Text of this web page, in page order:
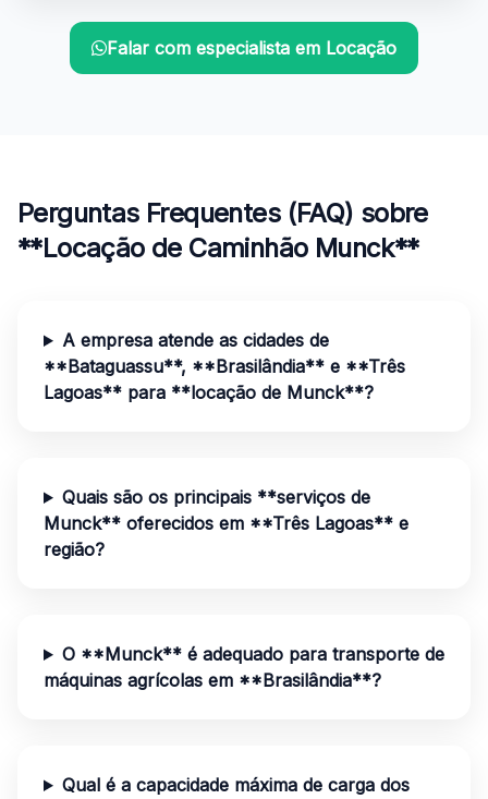
Falar com especialista em Locação
Perguntas Frequentes (FAQ) sobre
**Locação de Caminhão Munck**
A empresa atende as cidades de
**Bataguassu**, **Brasilândia** e **Três
Lagoas** para **locação de Munck**?
Quais são os principais **serviços de
Munck** oferecidos em **Três Lagoas** e
região?
O **Munck** é adequado para transporte de
máquinas agrícolas em **Brasilândia**?
Qual é a capacidade máxima de carga dos